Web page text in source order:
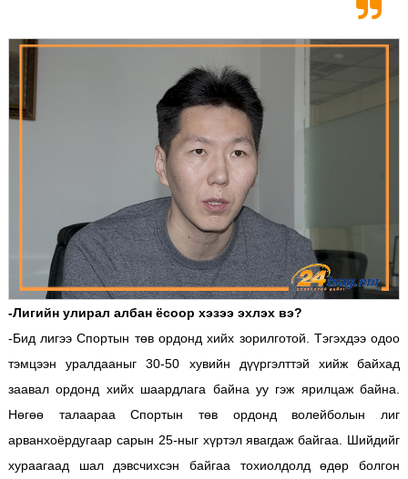
-Лигийн улирал албан ёсоор хэзээ эхлэх вэ?
-Бид лигээ Спортын төв ордонд хийх зорилготой. Тэгэхдээ одоо
тэмцээн уралдааныг 30-50 хувийн дүүргэлттэй хийж байхад
заавал ордонд хийх шаардлага байна уу гэж ярилцаж байна.
Нөгөө талаараа Спортын төв ордонд волейболын лиг
арванхоёрдугаар сарын 25-ныг хүртэл явагдаж байгаа. Шийдийг
хураагаад шал дэвсчихсэн байгаа тохиолдолд өдөр болгон